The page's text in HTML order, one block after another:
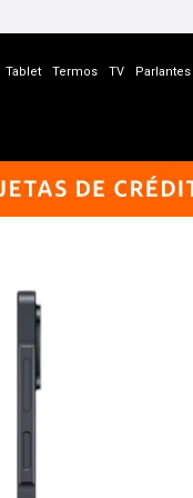
Tablet Termos TV Parlantes